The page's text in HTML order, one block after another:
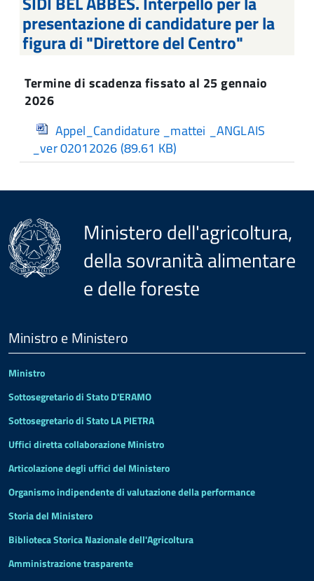
presentazione di candidature per la
figura di "Direttore del Centro"
Termine di scadenza fissato al 25 gennaio
2026
Appel_Candidature _mattei _ANGLAIS
_ver 02012026 (89.61 KB)
Ministero dell'agricoltura,
della sovranità alimentare
e delle foreste
Footer
Ministro e Ministero
Ministro
Sottosegretario di Stato D'ERAMO
Sottosegretario di Stato LA PIETRA
Uffici diretta collaborazione Ministro
Articolazione degli uffici del Ministero
Organismo indipendente di valutazione della performance
Storia del Ministero
Biblioteca Storica Nazionale dell'Agricoltura
Amministrazione trasparente